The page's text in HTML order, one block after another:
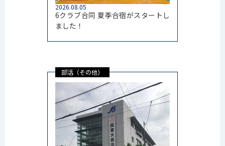
2026.08.05
6クラブ合同 夏季合宿がスタートし
ました！
部活（その他）